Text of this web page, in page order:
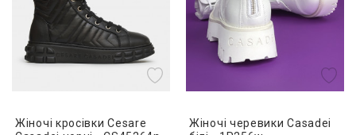
Жіночі кросівки Cesare
Жіночі черевики Casadei